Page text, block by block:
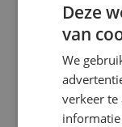
Deze
van
We
verkeer te